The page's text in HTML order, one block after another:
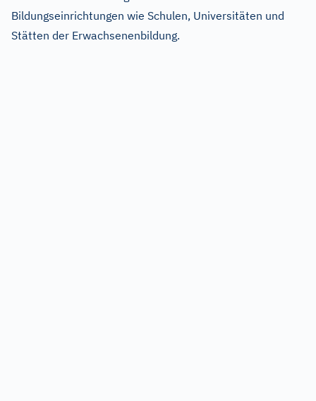
Bildungseinrichtungen wie Schulen, Universitäten und
Stätten der Erwachsenenbildung.